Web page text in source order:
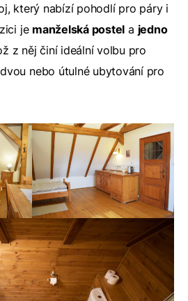
který nabízí pohodlí pro páry i
je manželská postel a jedno
z něj činí ideální volbu pro
nebo útulné ubytování pro